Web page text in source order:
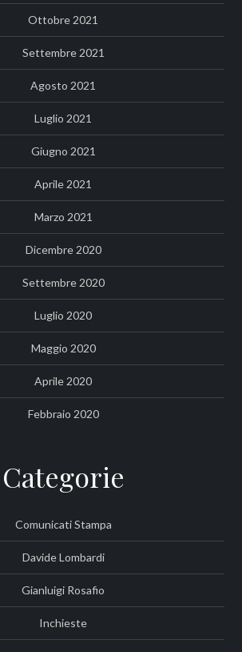
Ottobre 2021
Settembre 2021
Agosto 2021
Luglio 2021
Giugno 2021
Aprile 2021
Marzo 2021
Dicembre 2020
Settembre 2020
Luglio 2020
Maggio 2020
Aprile 2020
Febbraio 2020
Categorie
Comunicati Stampa
Davide Lombardi
Gianluigi Rosafio
Inchieste